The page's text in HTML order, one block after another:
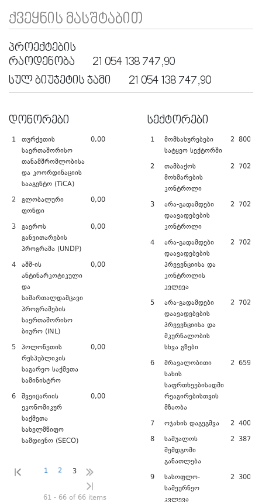
ᲥᲕᲔᲧᲜᲘᲡ ᲛᲐᲡᲨᲢᲐᲑᲘᲗ
ᲞᲠᲝᲔᲥᲢᲔᲑᲘᲡ
ᲠᲐᲝᲓᲔᲜᲝᲑᲐ
21 054 138 747,90
ᲡᲣᲚ ᲑᲘᲣᲯᲔᲢᲘᲡ ᲯᲐᲛᲘ
21 054 138 747,90
ᲓᲝᲜᲝᲠᲔᲑᲘ
1
თურქეთის
საერთაშორისო
თანამშრომლობისა
და კოორდინაციის
სააგენტო (TiCA)
0,00
2
გლობალური
ფონდი
0,00
3
გაეროს
განვითარების
პროგრამა (UNDP)
0,00
4
აშშ-ის
ანტინარკოტიკული
და
სამართალდამცავი
პროგრამების
საერთაშორისო
ბიურო (INL)
0,00
5
პოლონეთის
რესპუბლიკის
საგარეო საქმეთა
სამინისტრო
0,00
6
შვეიცარიის
ეკონომიკურ
საქმეთა
სახელმწიფო
სამდივნო (SECO)
0,00
1 2 3
61 - 66 of 66 items
ᲡᲔᲥᲢᲝᲠᲔᲑᲘ
1
მომსახურებები
სატყეო სექტორში
2 800
2
თამბაქოს
მოხმარების
კონტროლი
2 702
3
არა-გადამდები
დაავადებების
კონტროლი
2 702
4
არა-გადამდები
დაავადებების
პრევენციისა და
კონტროლის
კვლევა
2 702
5
არა-გადამდები
დაავადებების
პრევენციისა და
მკურნალობის
სხვა გზები
2 702
6
მრავალობითი
სახის
საფრთხეებისადმი
რეაგირებისთვის
მზაობა
2 659
7 ოჯახის დაგეგმვა
2 400
8
საშუალოს
შემდგომი
განათლება
2 387
9
სასოფლო-
სამეურნეო
კვლევა
2 300